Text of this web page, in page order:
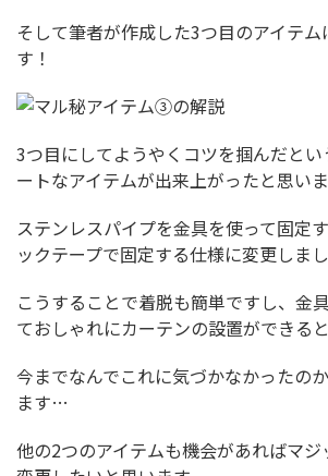
そして筆者が作成した3つ目のアイテム
す！
3つ目にしてようやくコツを掴んだと
ートなアイテムが出来上がったと思いま
ステンレスパイプを金具を使って固定
ックテープで固定する仕様に変更しまし
こうすることで着脱も簡単ですし、金
ておしゃれにカーテンの設置ができると
今までなんでこれに気づかなかったの
ます…
他の2つのアイテムも機会があればマジ